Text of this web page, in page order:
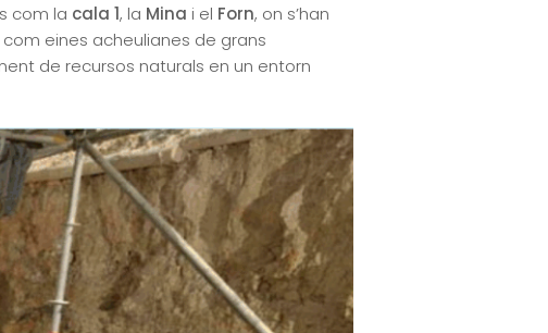
com la cala 1, la Mina i el Forn, on s’han
eines acheulianes de grans
de recursos naturals en un entorn